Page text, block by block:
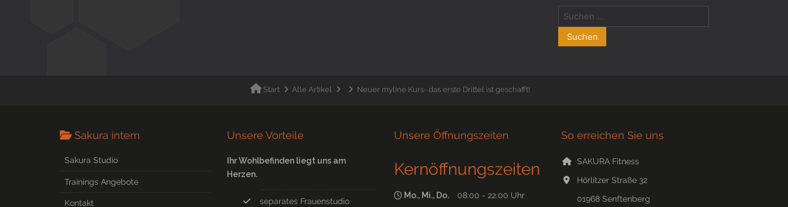
Start Alle Artikel Neuer myline Kurs- das erste Drittel ist geschafft!
Sakura intern
Sakura Studio
Trainings Angebote
Kontakt
Unsere Vorteile
Ihr Wohlbefinden liegt uns am
Herzen.
separates Frauenstudio
Unsere Öffnungszeiten
Kernöffnungszeiten
Mo., Mi., Do. 08:00 - 22:00 Uhr
So erreichen Sie uns
SAKURA Fitness
Hörlitzer Straße 32
01968 Senftenberg